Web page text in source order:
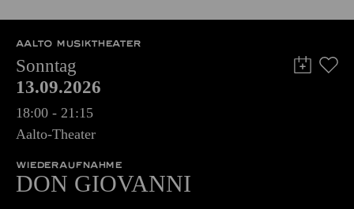
AALTO MUSIKTHEATER
Sonntag
13.09.2026
18:00 - 21:15
Aalto-Theater
WIEDERAUFNAHME
DON GIO­VANNI